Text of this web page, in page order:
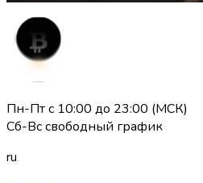
Пн-Пт с 10:00 до 23:00 (МСК)
Сб-Вс свободный график
ru